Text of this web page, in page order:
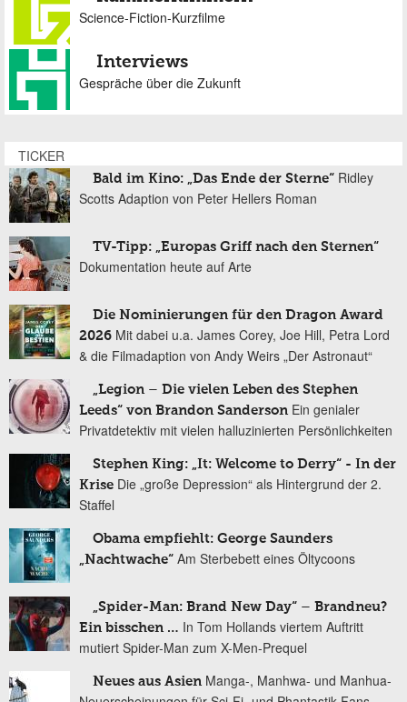
Science-Fiction-Kurzfilme
Interviews
Gespräche über die Zukunft
TICKER
Bald im Kino: „Das Ende der Sterne“ Ridley
Scotts Adaption von Peter Hellers Roman
TV-Tipp: „Europas Griff nach den Sternen“
Dokumentation heute auf Arte
Die Nominierungen für den Dragon Award
2026 Mit dabei u.a. James Corey, Joe Hill, Petra Lord
& die Filmadaption von Andy Weirs „Der Astronaut“
„Legion – Die vielen Leben des Stephen
Leeds“ von Brandon Sanderson Ein genialer
Privatdetektiv mit vielen halluzinierten Persönlichkeiten
Stephen King: „It: Welcome to Derry“ - In der
Krise Die „große Depression“ als Hintergrund der 2.
Staffel
Obama empfiehlt: George Saunders
„Nachtwache“ Am Sterbebett eines Öltycoons
„Spider-Man: Brand New Day“ – Brandneu?
Ein bisschen … In Tom Hollands viertem Auftritt
mutiert Spider-Man zum X-Men-Prequel
Neues aus Asien Manga-, Manhwa- und Manhua-